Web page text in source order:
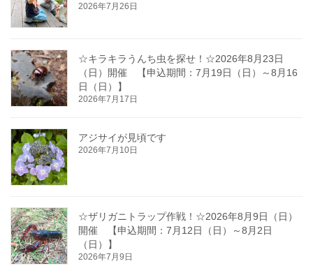
2026年7月26日
☆キラキラうんち虫を探せ！☆2026年8月23日
（日）開催 【申込期間：7月19日（日）～8月16
日（日）】
2026年7月17日
アジサイが見頃です
2026年7月10日
☆ザリガニトラップ作戦！☆2026年8月9日（日）
開催 【申込期間：7月12日（日）～8月2日
（日）】
2026年7月9日